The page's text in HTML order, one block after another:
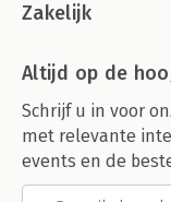
Zakelijk
Altijd op de
Schrijf u in voor
met relevante
events en de